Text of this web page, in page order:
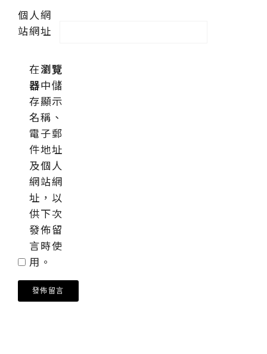
個人網
站網址
在瀏覽
器中儲
存顯示
名稱、
電子郵
件地址
及個人
網站網
址，以
供下次
發佈留
言時使
用。